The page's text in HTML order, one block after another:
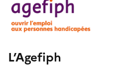
L’Agefiph